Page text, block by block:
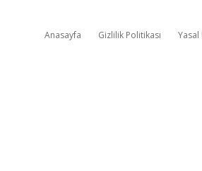
Anasayfa Gizlilik Politikası Yasal